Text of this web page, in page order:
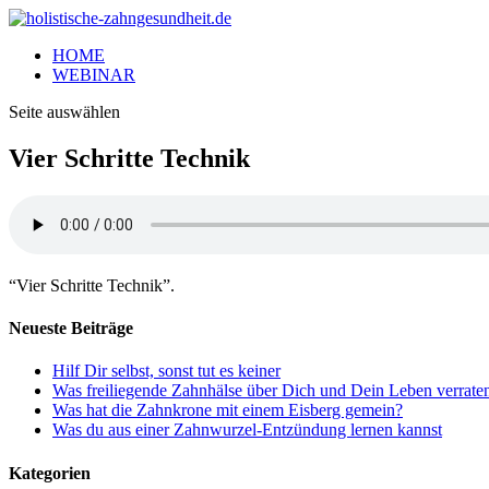
HOME
WEBINAR
Seite auswählen
Vier Schritte Technik
“Vier Schritte Technik”.
Neueste Beiträge
Hilf Dir selbst, sonst tut es keiner
Was freiliegende Zahnhälse über Dich und Dein Leben
Was hat die Zahnkrone mit einem Eisberg gemein?
Was du aus einer Zahnwurzel-Entzündung lernen kannst
Kategorien